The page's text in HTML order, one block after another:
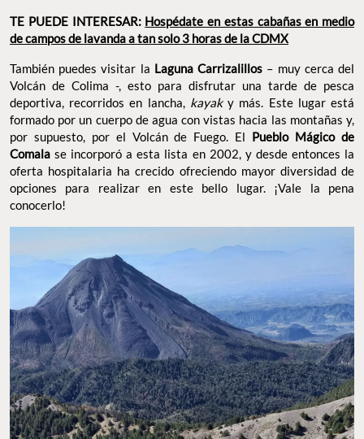
TE PUEDE INTERESAR: Hospédate en estas cabañas en medio
de campos de lavanda a tan solo 3 horas de la CDMX
También puedes visitar la Laguna Carrizalillos – muy cerca del
Volcán de Colima -, esto para disfrutar una tarde de pesca
deportiva, recorridos en lancha, kayaky más. Este lugar está
formado por un cuerpo de agua con vistas hacia las montañas y,
por supuesto, por el Volcán de Fuego. El Pueblo Mágico de
Comalase incorporó a esta lista en 2002, y desde entonces la
oferta hospitalaria ha crecido ofreciendo mayor diversidad de
opciones para realizar en este bello lugar. ¡Vale la pena
conocerlo!